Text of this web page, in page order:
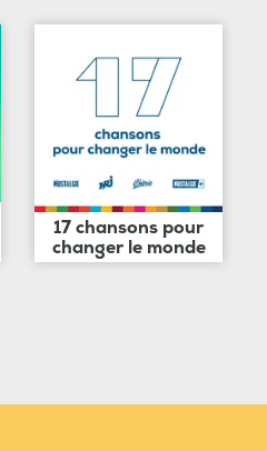
17 chansons pour
changer le monde